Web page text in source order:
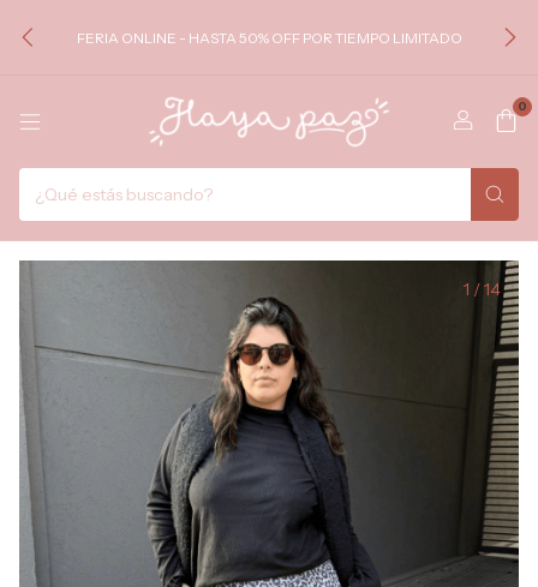
FERIA ONLINE - HASTA 50% OFF POR TIEMPO LIMITADO
0
1 /14